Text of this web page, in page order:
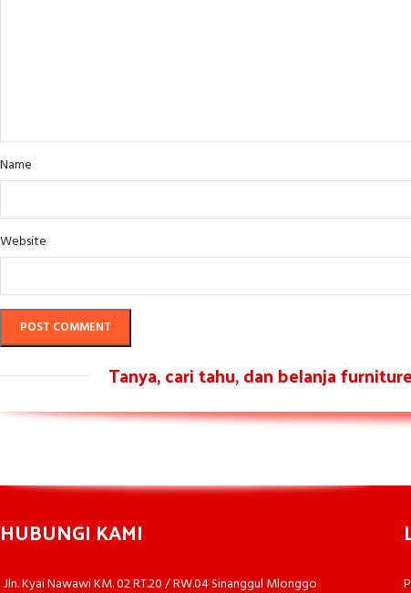
Name
Website
Tanya, cari tahu, dan belanja
HUBUNGI KAMI
Jln. Kyai Nawawi KM. 02 RT.20 / RW.04 Sinanggul Mlonggo